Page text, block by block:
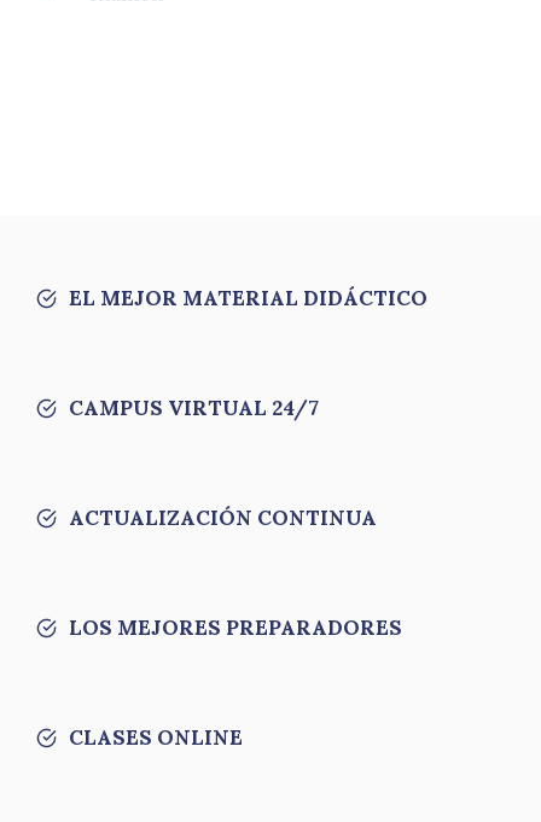
EL MEJOR MATERIAL DIDÁCTICO
CAMPUS VIRTUAL 24/7
ACTUALIZACIÓN CONTINUA
LOS MEJORES PREPARADORES
CLASES ONLINE